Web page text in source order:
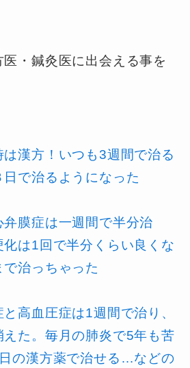
・鍼灸医に出会える事を
は漢方！いつも3週間で治る
で治るようになった
弁膜症は一週間で半分治
化は1回で半分くらい良くな
治っちゃった
高血圧症は1週間で治り、
た。毎月の肺炎で5年も苦
の漢方薬で治せる…などの